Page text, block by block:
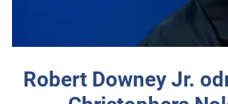
Robert Downey Jr.